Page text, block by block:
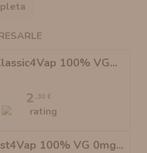
100% VG...
2 ,30 €
100% VG 0mg...